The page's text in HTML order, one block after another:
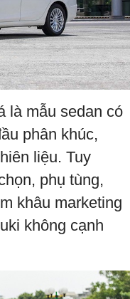
là mẫu sedan có
phân khúc,
liệu. Tuy
phụ tùng,
khâu marketing
không cạnh